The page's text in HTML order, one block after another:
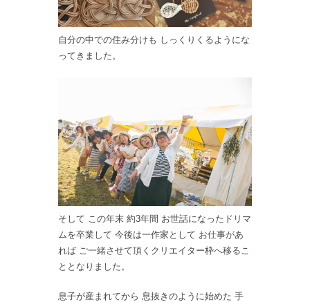
自分の中での住み分けも しっくりくるようにな
ってきました。
そして この年末 約3年間 お世話になったドリマ
ムを卒業して 今後は一作家として お仕事があ
れば ご一緒させて頂くクリエイター枠へ移るこ
ととなりました。
息子が産まれてから 息抜きのように始めた 手